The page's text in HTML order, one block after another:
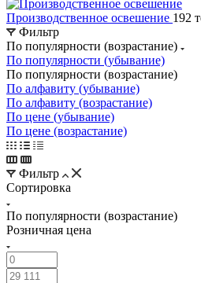
Производственное освешение 192
Фильтр
По популярности (возрастание)
По популярности (убывание)
По популярности (возрастание)
По алфавиту (убывание)
По алфавиту (возрастание)
По цене (убывание)
По цене (возрастание)
Фильтр
Сортировка
По популярности (возрастание)
Розничная цена